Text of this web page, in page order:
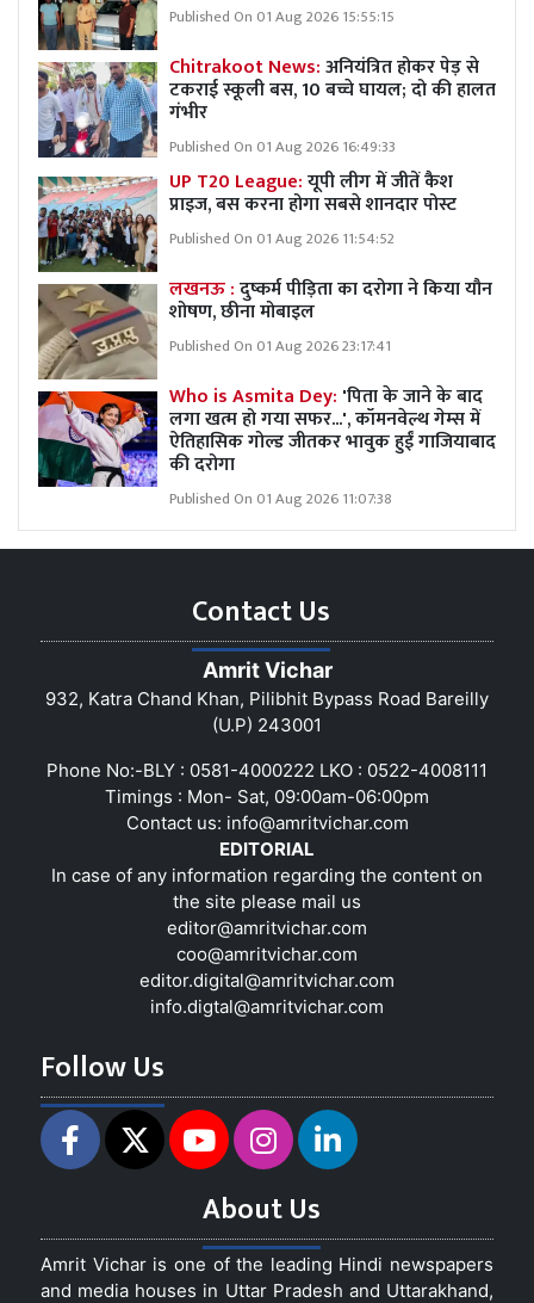
Published On 01 Aug 2026 15:55:15
Chitrakoot News:अनियंत्रित होकर पेड़ से
टकराई स्कूली बस, 10 बच्चे घायल; दो की हालत
गंभीर
Published On 01 Aug 2026 16:49:33
UP T20 League:यूपी लीग में जीतें कैश
प्राइज, बस करना होगा सबसे शानदार पोस्ट
Published On 01 Aug 2026 11:54:52
लखनऊ :दुष्कर्म पीड़िता का दरोगा ने किया यौन
शोषण, छीना मोबाइल
Published On 01 Aug 2026 23:17:41
Who is Asmita Dey: 'पिता के जाने के बाद
लगा खत्म हो गया सफर...', कॉमनवेल्थ गेम्स में
ऐतिहासिक गोल्ड जीतकर भावुक हुईं गाजियाबाद
की दरोगा
Published On 01 Aug 2026 11:07:38
Contact Us
Amrit Vichar
932, Katra Chand Khan, Pilibhit Bypass Road Bareilly
(U.P) 243001
Phone No:-BLY : 0581-4000222 LKO : 0522-4008111
Timings : Mon- Sat, 09:00am-06:00pm
Contact us: info@amritvichar.com
EDITORIAL
In case of any information regarding the content on
the site please mail us
editor@amritvichar.com
coo@amritvichar.com
editor.digital@amritvichar.com
info.digtal@amritvichar.com
Follow Us
About Us
Amrit Vichar is one of the leading Hindi newspapers
and media houses in Uttar Pradesh and Uttarakhand,